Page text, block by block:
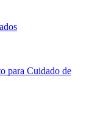
para Cuidado de